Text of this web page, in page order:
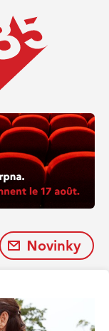
Novinky